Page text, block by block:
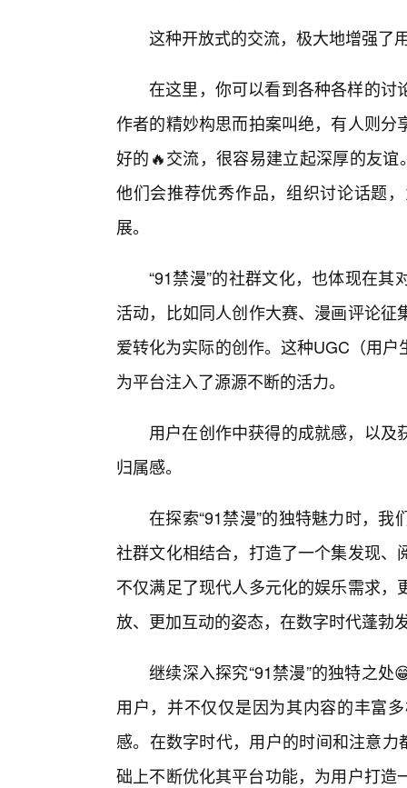
这种开放式的交流，极大地增强了
在这里，你可以看到各种各样的讨
作者的精妙构思而拍案叫绝，有人则
好的🔥交流，很容易建立起深厚的友
他们会推荐优秀作品，组织讨论话题
展。
“91禁漫”的社群文化，也体现在
活动，比如同人创作大赛、漫画评论
爱转化为实际的创作。这种UGC（用
为平台注入了源源不断的活力。
用户在创作中获得的成就感，以
归属感。
在探索“91禁漫”的独特魅力时，
社群文化相结合，打造了一个集发现
不仅满足了现代人多元化的娱乐需求
放、更加互动的姿态，在数字时代蓬勃
继续深入探究“91禁漫”的独特之
用户，并不仅仅是因为其内容的丰富
感。在数字时代，用户的时间和注意力
础上不断优化其平台功能，为用户打造